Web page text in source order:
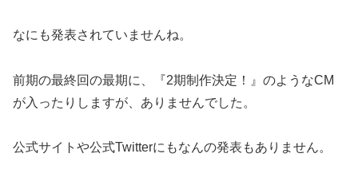
なにも発表されていませんね。
前期の最終回の最期に、『2期制作決定！』のようなCM
が入ったりしますが、ありませんでした。
公式サイトや公式Twitterにもなんの発表もありません。